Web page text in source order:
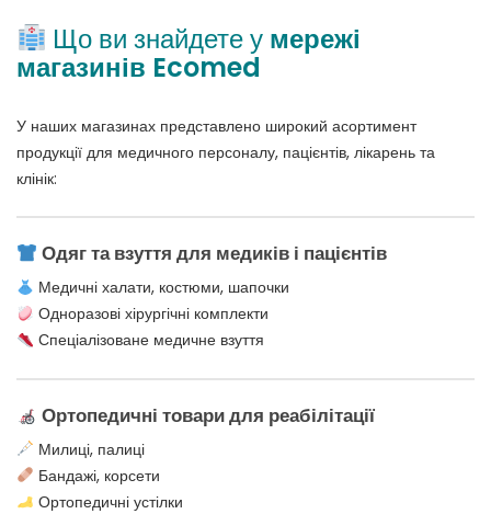
Що ви знайдете у мережі
магазинів Ecomed
У наших магазинах представлено широкий асортимент
продукції для медичного персоналу, пацієнтів, лікарень та
клінік:
Одяг та взуття для медиків і пацієнтів
Медичні халати, костюми, шапочки
Одноразові хірургічні комплекти
Спеціалізоване медичне взуття
Ортопедичні товари для реабілітації
Милиці, палиці
Бандажі, корсети
Ортопедичні устілки